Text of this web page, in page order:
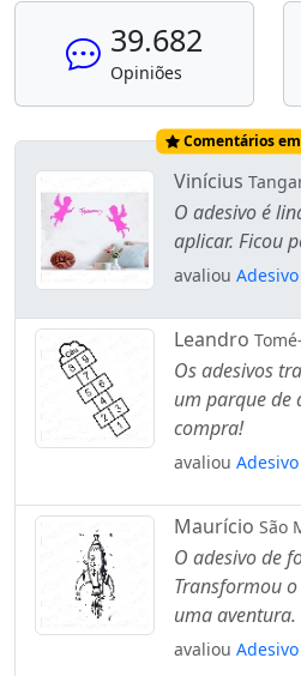
39.682
Opiniões
Comentários
Vinícius
O adesivo é
aplicar. Ficou
avaliou
Leandro
Os adesivos
um parque de
compra!
avaliou
Maurício São
O adesivo de
Transformou
uma aventura.
avaliou